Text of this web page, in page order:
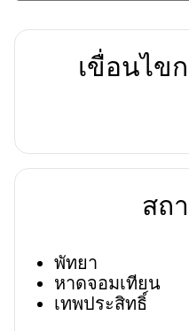
เขื่อนไข
สถ
พัทยา
หาดจอมเทียน
เทพประสิทธิ์